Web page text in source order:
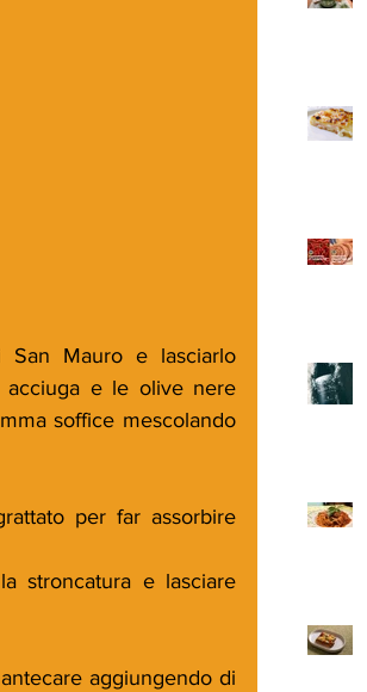
Mauro e lasciarlo
acciuga e le olive nere
soffice mescolando
per far assorbire
stroncatura e lasciare
aggiungendo di